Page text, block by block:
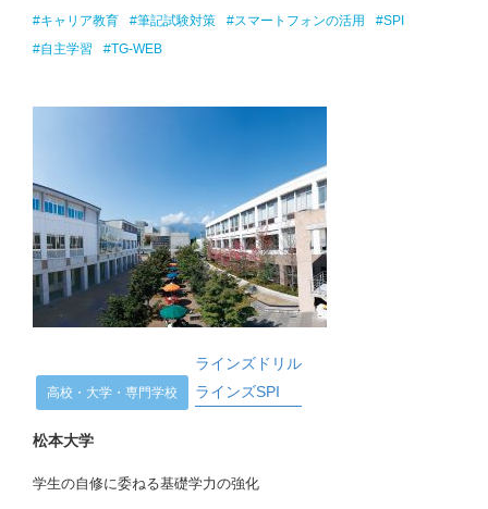
#キャリア教育 #筆記試験対策 #スマートフォンの活用
#SPI
#自主学習
#TG-WEB
高校・大学・専門学校
ラインズドリル
ラインズSPI
松本大学
学生の自修に委ねる基礎学力の強化